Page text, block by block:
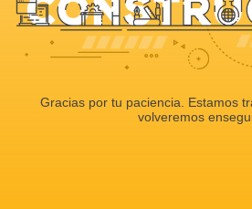
Gracias por tu paciencia. Estamos
volveremos